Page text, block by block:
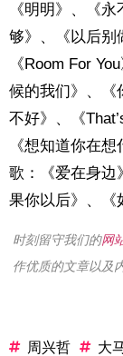
《明明》、《
够》、《以后别
《Room For
候的我们》、《
不好》、《
《想知道你在
歌：《爱在身边
果你以后》、《
时刻留守我们的网
作优质的文章以及
周兴哲
大